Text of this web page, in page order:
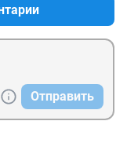
Отправить